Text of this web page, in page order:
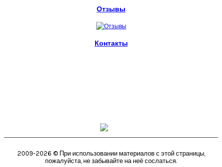
Отзывы
Контакты
2009-2026 © При использовании материалов с этой страницы,
пожалуйста, не забывайте на неё сослаться.